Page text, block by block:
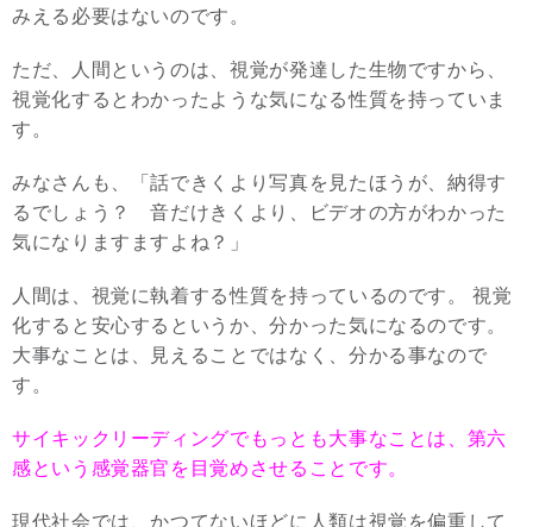
みえる必要はないのです。
ただ、人間というのは、視覚が発達した生物ですから、
視覚化するとわかったような気になる性質を持っていま
す。
みなさんも、「話できくより写真を見たほうが、納得す
るでしょう？ 音だけきくより、ビデオの方がわかった
気になりますますよね？」
人間は、視覚に執着する性質を持っているのです。 視覚
化すると安心するというか、分かった気になるのです。
大事なことは、見えることではなく、分かる事なので
す。
サイキックリーディングでもっとも大事なことは、第六
感という感覚器官を目覚めさせることです。
現代社会では、かつてないほどに人類は視覚を偏重して